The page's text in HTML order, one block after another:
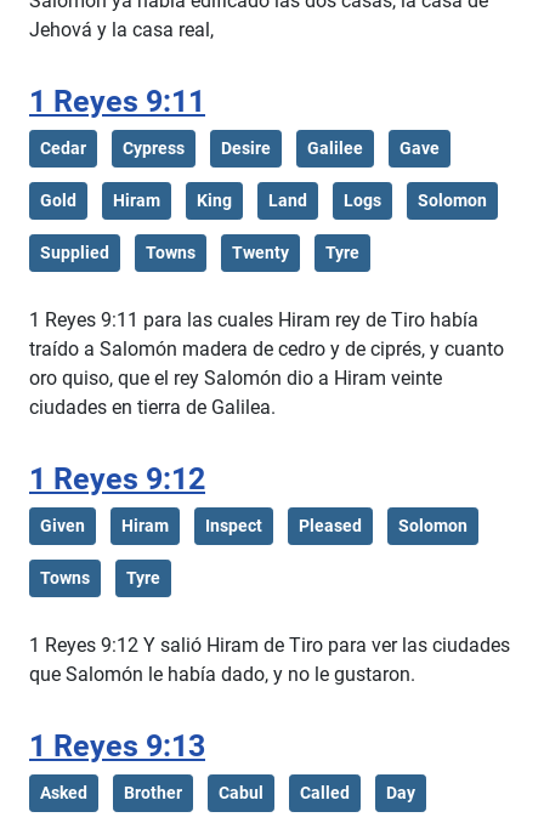
Jehová y la casa real,
1 Reyes 9:11
Cedar Cypress Desire Galilee Gave
Gold Hiram King Land Logs Solomon
Supplied Towns Twenty Tyre
1 Reyes 9:11 para las cuales Hiram rey de Tiro había
traído a Salomón madera de cedro y de ciprés, y cuanto
oro quiso, que el rey Salomón dio a Hiram veinte
ciudades en tierra de Galilea.
1 Reyes 9:12
Given Hiram Inspect Pleased Solomon
Towns Tyre
1 Reyes 9:12 Y salió Hiram de Tiro para ver las ciudades
que Salomón le había dado, y no le gustaron.
1 Reyes 9:13
Asked Brother Cabul Called Day